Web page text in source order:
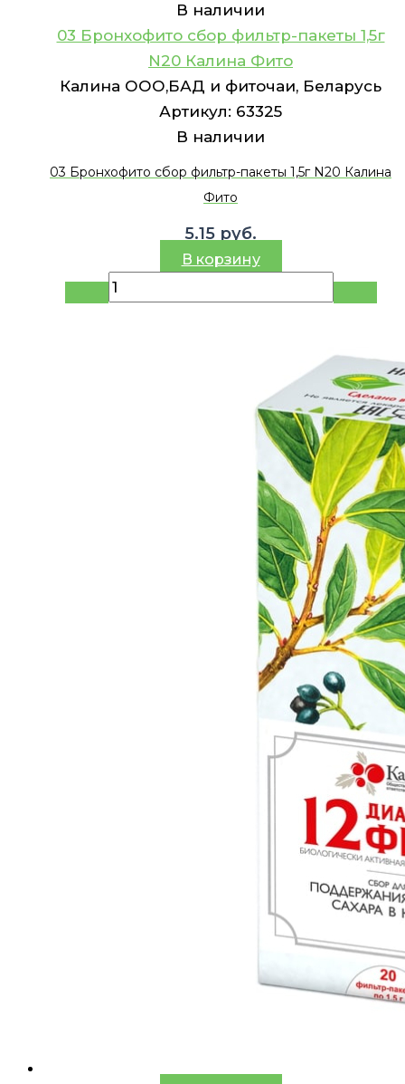
В наличии
03 Бронхофито сбор фильтр-пакеты 1,5г
N20 Калина Фито
Калина ООО,БАД и фиточаи, Беларусь
Артикул: 63325
В наличии
03 Бронхофито сбор фильтр-пакеты 1,5г N20 Калина
Фито
5.15 руб.
В корзину